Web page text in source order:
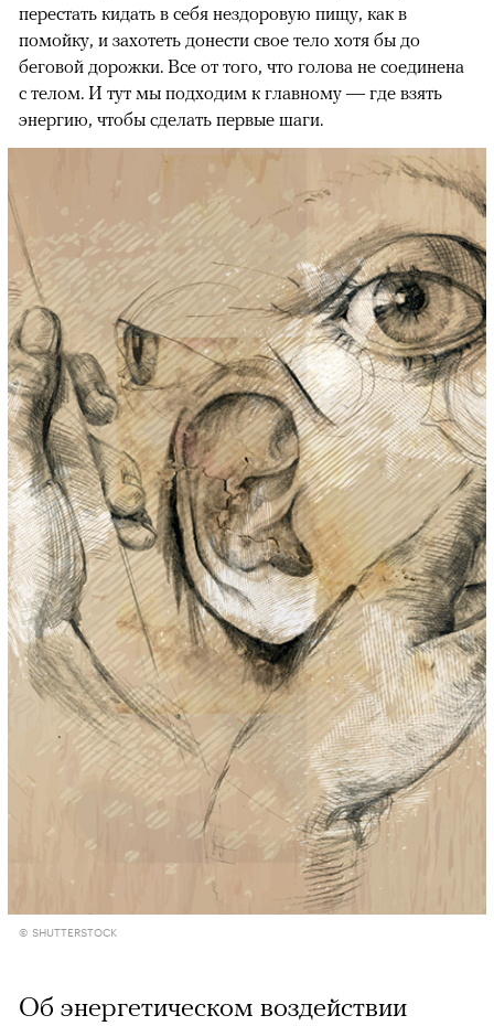
перестать кидать в себя нездоровую пищу, как в
помойку, и захотеть донести свое тело хотя бы до
беговой дорожки. Все от того, что голова не соединена
с телом. И тут мы подходим к главному — где взять
энергию, чтобы сделать первые шаги.
00:00 / 00:00
© SHUTTERSTOCK
Об энергетическом воздействии